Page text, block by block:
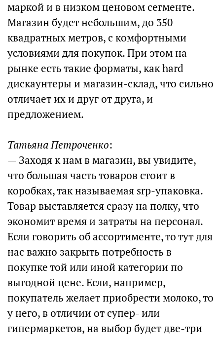
маркой и в низком ценовом сегменте.
Магазин будет небольшим, до 350
квадратных метров, с комфортными
условиями для покупок. При этом на
рынке есть такие форматы, как hard
дискаунтеры и магазин-склад, что сильно
отличает их и друг от друга, и
предложением.
Татьяна Петроченко:
— Заходя к нам в магазин, вы увидите,
что большая часть товаров стоит в
коробках, так называемая srp-упаковка.
Товар выставляется сразу на полку, что
экономит время и затраты на персонал.
Если говорить об ассортименте, то тут для
нас важно закрыть потребность в
покупке той или иной категории по
выгодной цене. Если, например,
покупатель желает приобрести молоко, то
у него, в отличии от супер- или
гипермаркетов, на выбор будет две-три